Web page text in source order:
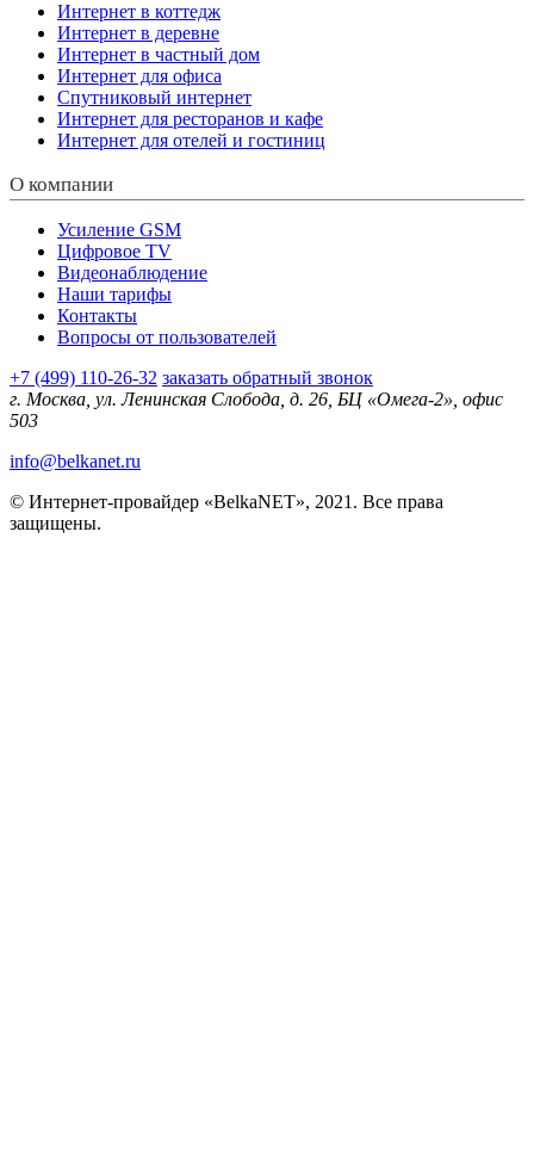
Интернет в коттедж
Интернет в деревне
Интернет в частный дом
Интернет для офиса
Спутниковый интернет
Интернет для ресторанов и кафе
Интернет для отелей и гостиниц
О компании
Усиление GSM
Цифровое TV
Видеонаблюдение
Наши тарифы
Контакты
Вопросы от пользователей
+7 (499) 110-26-32 заказать обратный звонок
г. Москва, ул. Ленинская Слобода, д. 26, БЦ «Омега-2», офис
503
info@belkanet.ru
© Интернет-провайдер «BelkaNET», 2021. Все права
защищены.